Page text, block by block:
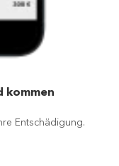
kommen
Entschädigung.